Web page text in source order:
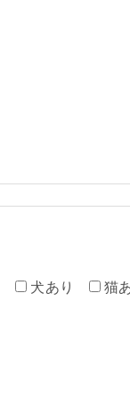
犬あり 猫